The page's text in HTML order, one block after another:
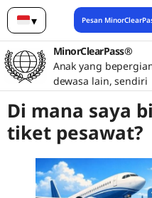
▾
Bahasa Indonesia
Pesan
MinorClearPass®
Anak yang
dewasa lain, sendiri
Di mana saya
tiket pesawat?